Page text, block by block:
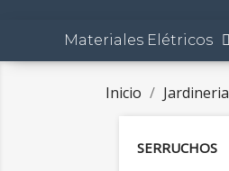
Materiales Elétricos
Inicio Jardineria
SERRUCHOS